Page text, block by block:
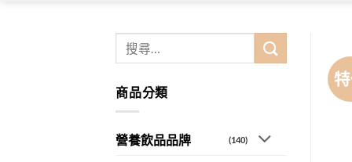
鍵
字:
商品分類
營養飲品品牌 (140)